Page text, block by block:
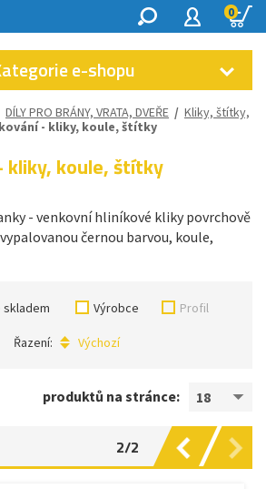
0
e-shopu
DÍLY PRO BRÁNY, VRATA, DVEŘE / Kliky, štítky,
- kliky, koule, štítky
kliky, koule, štítky
- venkovní hliníkové kliky povrchově
černou barvou, koule,
skladem Výrobce Profil
Řazení: Výchozí
produktů na stránce: 18
2/2